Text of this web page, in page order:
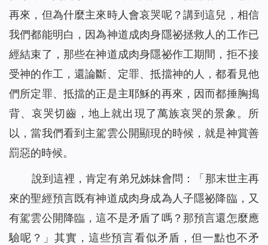
再來，但為什麼主來時人會哀哭呢？講到這兒，相信
我們都能明白，因為神道成肉身隱祕拯救人的工作已
經結束了，那些在神道成肉身隱祕作工期間，拒不接
受神的作工，還論斷、定罪、抵擋神的人，都看見他
們所定罪、抵擋的正是主耶穌的再來，因而都捶胸搗
背、哀哭切齒，地上就出現了萬族哀哭的景象。所
以，當我們看到主駕雲公開顯現的時候，就是神賞善
罰惡的時候。
說到這裡，肯定有弟兄姊妹會問：「那末世主再
來的聖經預言既有神道成肉身成為人子隱祕降臨，又
有駕雲公開降臨，這不是矛盾了嗎？那預言還怎麼應
驗呢？」其實，這些預言看似矛盾，但一點也不矛